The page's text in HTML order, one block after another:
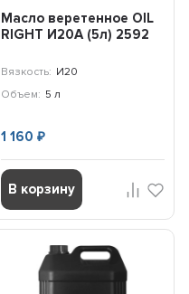
Масло веретенное OIL
RIGHT И20А (5л) 2592
Вязкость: И20
Объем: 5 л
1 160 ₽
В корзину